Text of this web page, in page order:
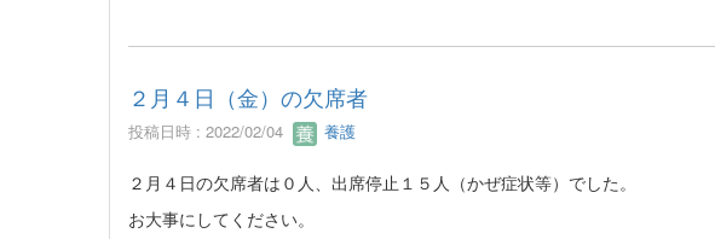
２月４日（金）の欠席者
投稿日時 : 2022/02/04 養護
２月４日の欠席者は０人、出席停止１５人（かぜ症状等）でした。
お大事にしてください。